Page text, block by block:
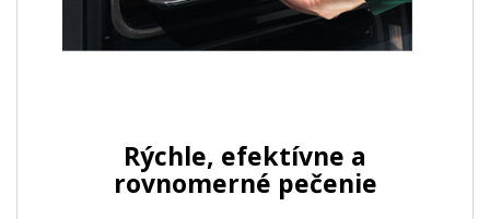
Rýchle, efektívne a
rovnomerné pečenie